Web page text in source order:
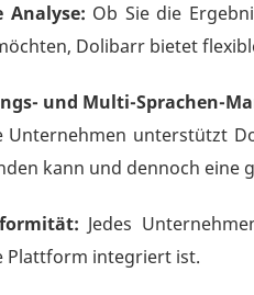
Analyse: Ob Sie die
Dolibarr bietet
und Multi-Sprachen-
Unternehmen unterstützt
kann und dennoch eine
Jedes
Plattform integriert ist.